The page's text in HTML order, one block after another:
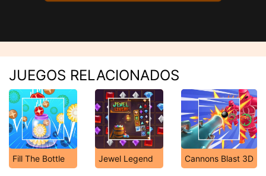
JUEGOS RELACIONADOS
Fill The Bottle Jewel Legend Cannons Blast 3D